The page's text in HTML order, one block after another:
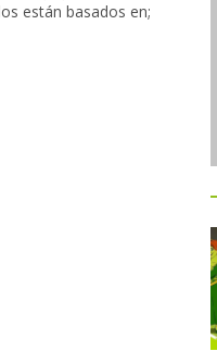
están basados en;